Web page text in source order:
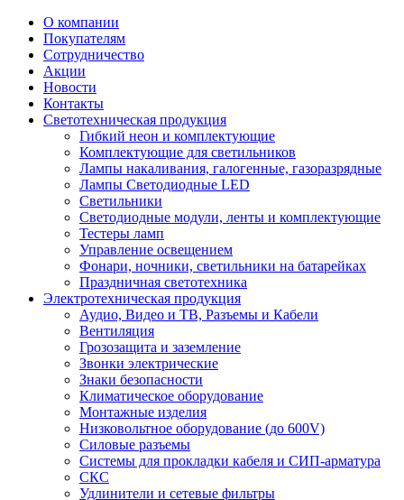
О компании
Покупателям
Сотрудничество
Акции
Новости
Контакты
Светотехническая продукция
Гибкий неон и комплектующие
Комплектующие для светильников
Лампы накаливания, галогенные, газоразрядные
Лампы Светодиодные LED
Светильники
Светодиодные модули, ленты и комплектующие
Тестеры ламп
Управление освещением
Фонари, ночники, светильники на батарейках
Праздничная светотехника
Электротехническая продукция
Аудио, Видео и ТВ, Разъемы и Кабели
Вентиляция
Грозозащита и заземление
Звонки электрические
Знаки безопасности
Климатическое оборудование
Монтажные изделия
Низковольтное оборудование (до 600V)
Силовые разъемы
Системы для прокладки кабеля и СИП-арматура
СКС
Удлинители и сетевые фильтры